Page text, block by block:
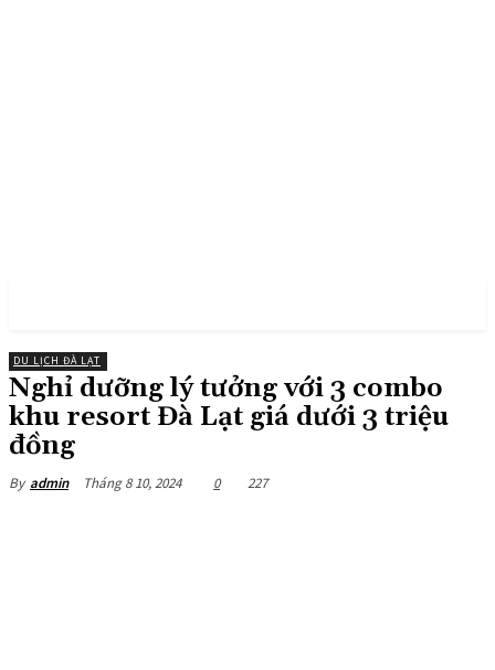
DU LỊCH ĐÀ LẠT
Nghỉ dưỡng lý tưởng với 3 combo
khu resort Đà Lạt giá dưới 3 triệu
đồng
By admin Tháng 8 10, 2024 0 227